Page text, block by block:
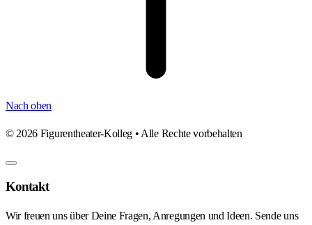
Nach oben
© 2026 Figurentheater-Kolleg • Alle Rechte vorbehalten
Kontakt
Wir freuen uns über Deine Fragen, Anregungen und Ideen. Sende uns